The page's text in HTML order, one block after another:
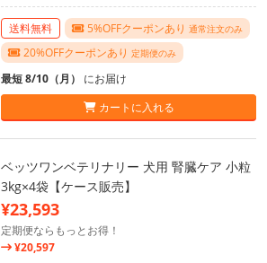
送料無料 5%OFFクーポンあり 通常注文のみ
20%OFFクーポンあり 定期便のみ
最短 8/10（月） にお届け
カートに入れる
ベッツワンベテリナリー 犬用 腎臓ケア 小粒
3kg×4袋【ケース販売】
¥23,593
定期便ならもっとお得！
¥20,597